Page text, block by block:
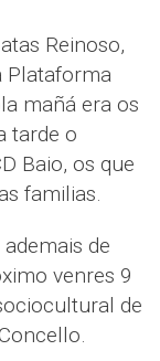
Reinoso,
Plataforma
mañá era os
tarde o
Baio, os que
familias.
de
venres 9
de